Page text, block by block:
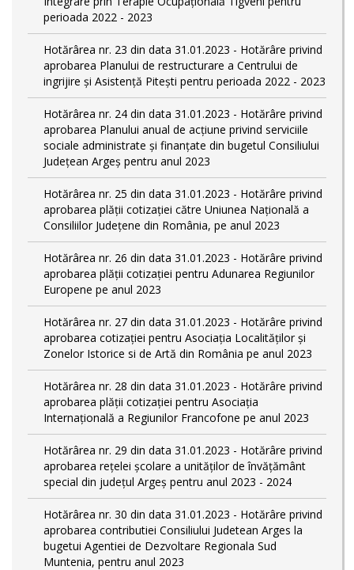
perioada 2022 - 2023
Hotărârea nr. 23 din data 31.01.2023 - Hotărâre privind
aprobarea Planului de restructurare a Centrului de
ingrijire şi Asistenţă Piteşti pentru perioada 2022 - 2023
Hotărârea nr. 24 din data 31.01.2023 - Hotărâre privind
aprobarea Planului anual de acţiune privind serviciile
sociale administrate şi finanţate din bugetul Consiliului
Judeţean Argeş pentru anul 2023
Hotărârea nr. 25 din data 31.01.2023 - Hotărâre privind
aprobarea plăţii cotizaţiei către Uniunea Naţională a
Consiliilor Judeţene din România, pe anul 2023
Hotărârea nr. 26 din data 31.01.2023 - Hotărâre privind
aprobarea plăţii cotizaţiei pentru Adunarea Regiunilor
Europene pe anul 2023
Hotărârea nr. 27 din data 31.01.2023 - Hotărâre privind
aprobarea cotizaţiei pentru Asociaţia Localităţilor şi
Zonelor Istorice si de Artă din România pe anul 2023
Hotărârea nr. 28 din data 31.01.2023 - Hotărâre privind
aprobarea plăţii cotizaţiei pentru Asociaţia
Internaţională a Regiunilor Francofone pe anul 2023
Hotărârea nr. 29 din data 31.01.2023 - Hotărâre privind
aprobarea reţelei şcolare a unităţilor de învăţământ
special din judeţul Argeş pentru anul 2023 - 2024
Hotărârea nr. 30 din data 31.01.2023 - Hotărâre privind
aprobarea contributiei Consiliului Judetean Arges la
bugetui Agentiei de Dezvoltare Regionala Sud
Muntenia, pentru anul 2023